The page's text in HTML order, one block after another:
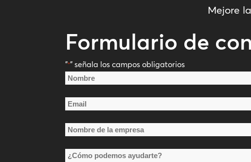
Mejore
Formulario de
"*" señala los campos obligatorios
Nombre
Nombre
Email
Nombre
la
¿Cómo